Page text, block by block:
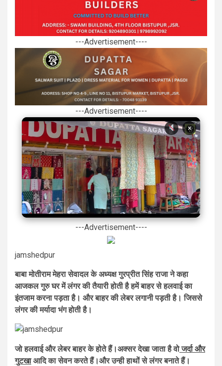
---Advertisement----
---Advertisement----
×
---Advertisement----
jamshedpur
बाबा मोतीराम मेहरा सेवादल के अध्यक्ष गुरप्रीत सिंह राजा ने कहा
आजकल गुरु घर में लंगर की तैयारी होती है हमें बाहर से हलवाई का
इंतजाम करना पड़ता है। और बाहर की लेबर लगानी पड़ती है। जिससे
लंगर की मर्यादा भंग होती है।
जो हलवाई और लेबर बाहर के होते हैं।अक्सर देखा जाता है वोजर्दा और
गुटखाआदि का सेवन करते हैं।और उन्ही हाथों से लंगर बनाते हैं।